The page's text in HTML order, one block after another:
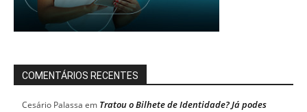
COMENTÁRIOS RECENTES
Cesário Palassa em Tratou o Bilhete de Identidade? Já podes